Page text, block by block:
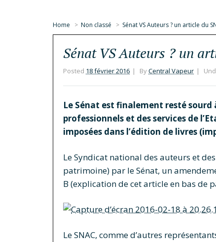
Home > Non classé > Sénat VS Auteurs ? un article du
Sénat VS Auteurs ? un
Posted 18 février 2016 ByCentral Vapeur
Le Sénat est finalement resté
professionnels et des services de
imposées dans l’édition de livres
Le Syndicat national des auteurs et
patrimoine) par le Sénat, un
B (explication de cet article en bas de
Le SNAC, comme d’autres